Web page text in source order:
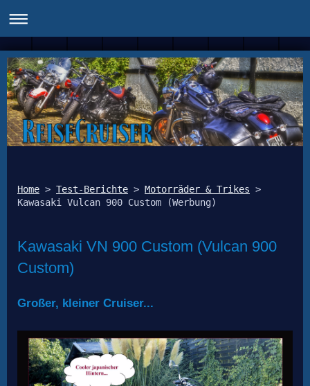
Home > Test-Berichte > Motorräder & Trikes >
Kawasaki VN 900 Custom (Vulcan 900
Custom)
Großer, kleiner Cruiser...